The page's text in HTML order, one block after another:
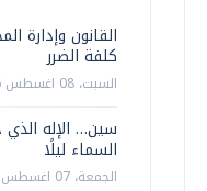
القانون وإدارة
كلفة الضرر
السبت، 08 اغسطس 2026 10:00 ص
سين… الإله الذي
السماء ليلًا
الجمعة، 07 اغسطس 2026 01:00 م